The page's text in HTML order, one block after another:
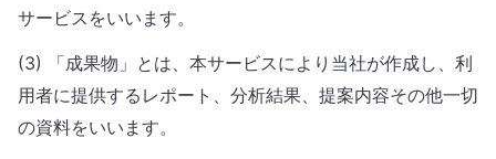
サービスをいいます。
(3) 「成果物」とは、本サービスにより当社が作成し、利
用者に提供するレポート、分析結果、提案内容その他一切
の資料をいいます。